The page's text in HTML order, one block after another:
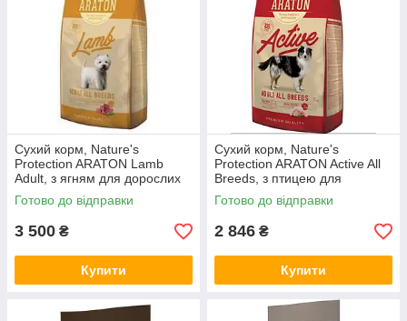
Сухий корм, Nature's
Protection ARATON Lamb
Adult, з ягням для дорослих
собак, 15 кг, ART47467 (*)
Готово до відправки
3 500 ₴
Купити
Сухий корм, Nature's
Protection ARATON Active All
Breeds, з птицею для
активних собак, 15 кг,
ART45634 (*)
Готово до відправки
2 846 ₴
Купити